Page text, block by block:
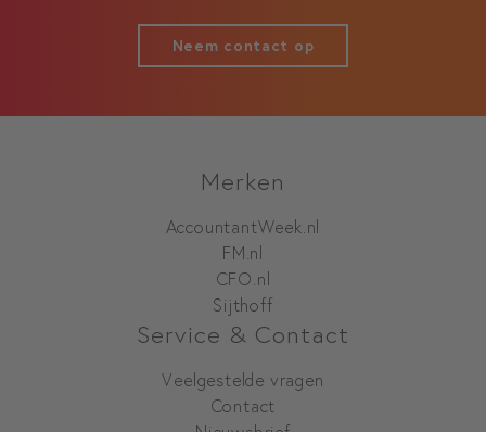
Neem contact op
Merken
AccountantWeek.nl
FM.nl
CFO.nl
Sijthoff
Service & Contact
Veelgestelde vragen
Contact